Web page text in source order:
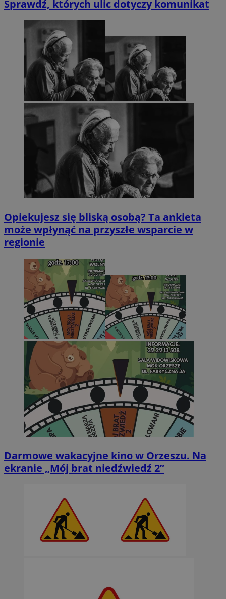
Sprawdź, których ulic dotyczy komunikat
Opiekujesz się bliską osobą? Ta ankieta
może wpłynąć na przyszłe wsparcie w
regionie
Darmowe wakacyjne kino w Orzeszu. Na
ekranie „Mój brat niedźwiedź 2”